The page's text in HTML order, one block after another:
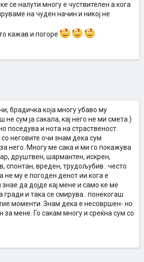
се налути многу е чуствителен а кога
на чуден начин и никој не
кажав и погоре
брадичка која многу убаво му
не сум ја сакала, кај него не ми смета.)
поседува и нота на страственост.
неговите очи знам дека сум
него. Многу ме сака и ми го покажува
друштвен, шармантен, искрен,
спонтан, вреден, трудољубив.. често
не му е погоден денот ии кога е
да дојде кај мене и само ке ме
гради и така се смирува.. понекогаш
моменти. Знам дека е несовршен- но
за мене. Го сакам многу и среќна сум со